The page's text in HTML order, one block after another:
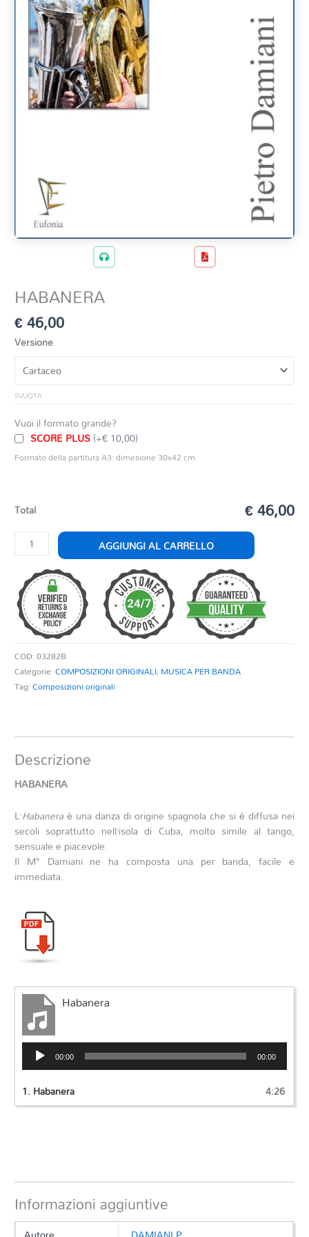
HABANERA
€46,00
Versione
SVUOTA
Vuoi il formato grande?
SCORE PLUS(+€ 10,00)
Formato della partitura A3: dimesione 30x42 cm
Total € 46,00
HABANERA
quantità
AGGIUNGI AL CARRELLO
COD:03282B
Categorie:COMPOSIZIONI ORIGINALI, MUSICA PER BANDA
Tag:Composizioni originali
Descrizione
HABANERA
L’Habaneraè una danza di origine spagnola che si è diffusa nei
secoli soprattutto nell’isola di Cuba, molto simile al tango,
sensuale e piacevole.
Il M° Damiani ne ha composta una per banda, facile e
immediata.
Habanera
Audio
Player 00:00 00:00
1.Habanera 4:26
Informazioni aggiuntive